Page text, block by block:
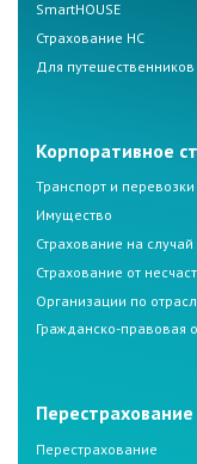
SmartHOUSE
Страхование НС
Для путешественников
Корпоративное
Транспорт и перевозки
Имущество
Страхование на
Страхование от
Организации по
Гражданско-правовая
Перестрахование
Перестрахование